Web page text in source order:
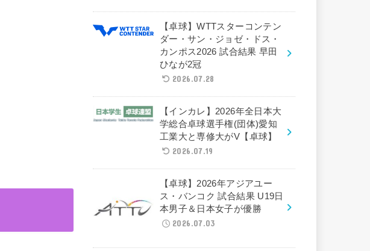
【卓球】WTTスターコンテン
ダー・サン・ジョゼ・ドス・
カンポス2026 試合結果 早田
ひなが2冠
2026.07.28
【インカレ】2026年全日本大
学総合卓球選手権(団体)愛知
工業大と専修大がV【卓球】
2026.07.19
【卓球】2026年アジアユー
ス・バンコク 試合結果 U19日
本男子＆日本女子が優勝
2026.07.03